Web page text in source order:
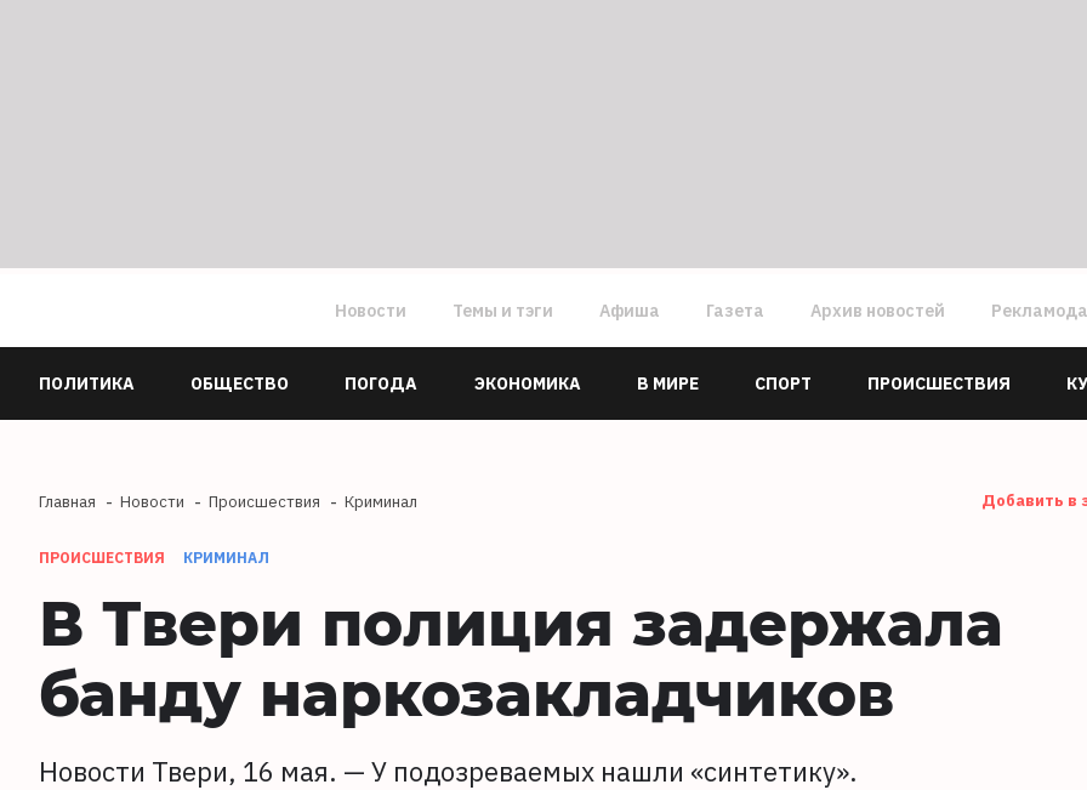
Новости Темы и тэги Афиша Газета Архив новостей
ПОЛИТИКА ОБЩЕСТВО ПОГОДА ЭКОНОМИКА В МИРЕ СПОРТ ПРОИСШЕСТВИЯ
Главная Новости Происшествия Криминал Добавить в
ПРОИСШЕСТВИЯ КРИМИНАЛ
В Твери полиция задержала
банду наркозакладчиков
Новости Твери, 16 мая. — У подозреваемых нашли «синтетику».